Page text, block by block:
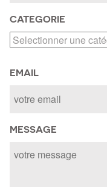
CATEGORIE
EMAIL
MESSAGE